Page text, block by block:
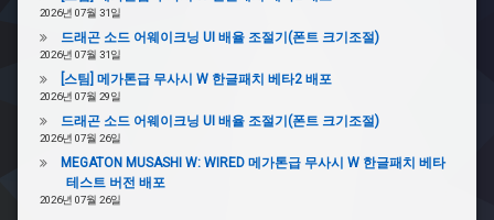
#
렌
저
IG
#YF
2026년 07월 31일
드래곤 소드 어웨이크닝 UI 배율 조절기(폰트 크기조절)
2026년 07월 31일
[스팀] 메가톤급 무사시 W 한글패치 베타2 배포
2026년 07월 29일
드래곤 소드 어웨이크닝 UI 배율 조절기(폰트 크기조절)
2026년 07월 26일
MEGATON MUSASHI W: WIRED 메가톤급 무사시 W 한글패치 베타
테스트 버전 배포
2026년 07월 26일